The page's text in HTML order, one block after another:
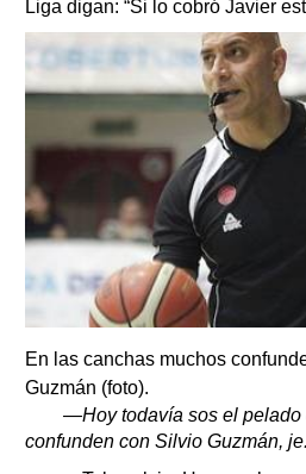
Liga digan: “Si lo cobró Javier
En las canchas muchos
Guzmán (foto).
—Hoy todavía sos el pelado
confunden con Silvio Guzmán, je.